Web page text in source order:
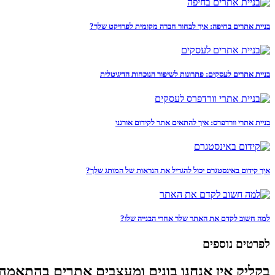
בניית אתרים בחיפה: איך לבחור חברה מקומית לפרויקט שלך?
בניית אתרים לעסקים: פתרונות לשיפור הנוכחות הדיגיטלית
בניית אתרי וורדפרס: איך להתאים אתר לקידום אורגני
איך קידום באינסטגרם יכול להגדיל את הנראות של המותג שלך?
למה חשוב לקדם את האתר שלך אחרי הבנייה שלו?
לפרטים נוספים
בקליק אין אנחנו בונים ומעצבים אתרים